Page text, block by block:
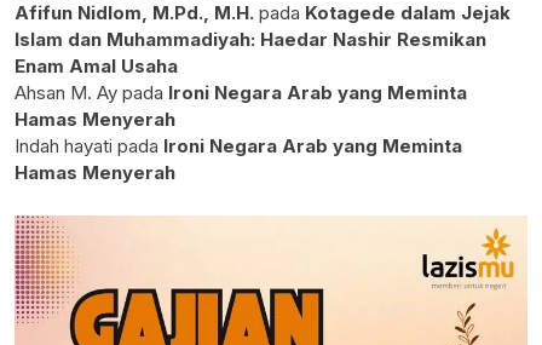
Afifun Nidlom, M.Pd., M.H. pada Kotagede dalam Jejak
Islam dan Muhammadiyah: Haedar Nashir Resmikan
Enam Amal Usaha
Ahsan M. Ay pada Ironi Negara Arab yang Meminta
Hamas Menyerah
Indah hayati pada Ironi Negara Arab yang Meminta
Hamas Menyerah